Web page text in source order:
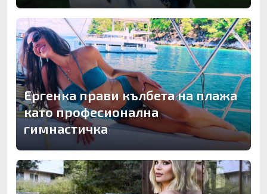
Ергенка прави кълбета на плажа
като професионална
гимнастичка